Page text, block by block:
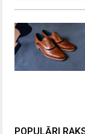
POPULĀRI